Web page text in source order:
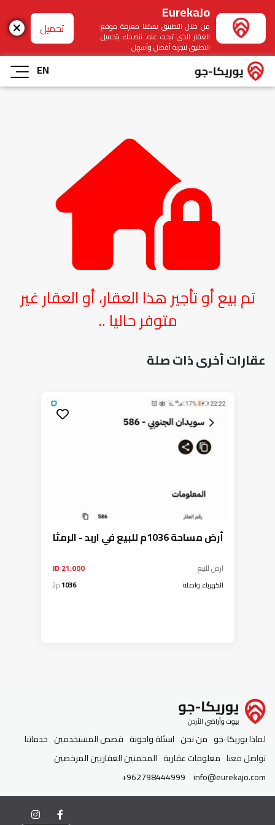
EurekaJo
من خلال التطبيق يمكننا معرفة موقع
العقار الذي تبحث عنه. ننصحك بتحميل
التطبيق لتجربة أفضل وأسهل
تحميل
EN
تم بيع أو تأجير هذا العقار، أو العقار غير
متوفر حاليا ..
عقارات أخرى ذات صلة
أرض مساحة 1036م للبيع في اربد - الرمثا
ارضللبيع 21,000 JD
الكهرباء واصلة 1036م2
لماذا يوريكا-جو من نحن اسئلة واجوبة قصص المستخدمين خدماتنا
تواصل معنا معلومات عقارية المخمنين العقاريين المرخصين
info@eurekajo.com
+962798444999